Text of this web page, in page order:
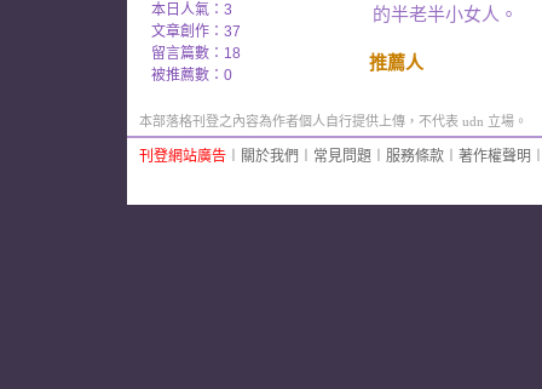
本日人氣：3
文章創作：37
留言篇數：18
被推薦數： 0
的半老半小女人。
推薦人
本部落格刊登之內容為作者個人自行提供上傳，不代表 udn 立場。
刊登網站廣告 關於我們 常見問題 服務條款 著作權聲明